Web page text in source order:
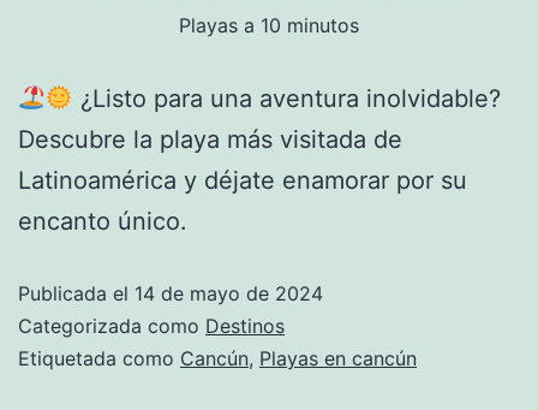
Playas a 10 minutos
¿Listo para una aventura inolvidable?
Descubre la playa más visitada de
Latinoamérica y déjate enamorar por su
encanto único.
Publicada el 14 de mayo de 2024
Categorizada como Destinos
Etiquetada como Cancún, Playas en cancún